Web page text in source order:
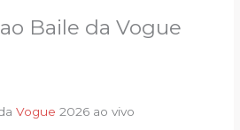
Baile da Vogue
Vogue 2026 ao vivo